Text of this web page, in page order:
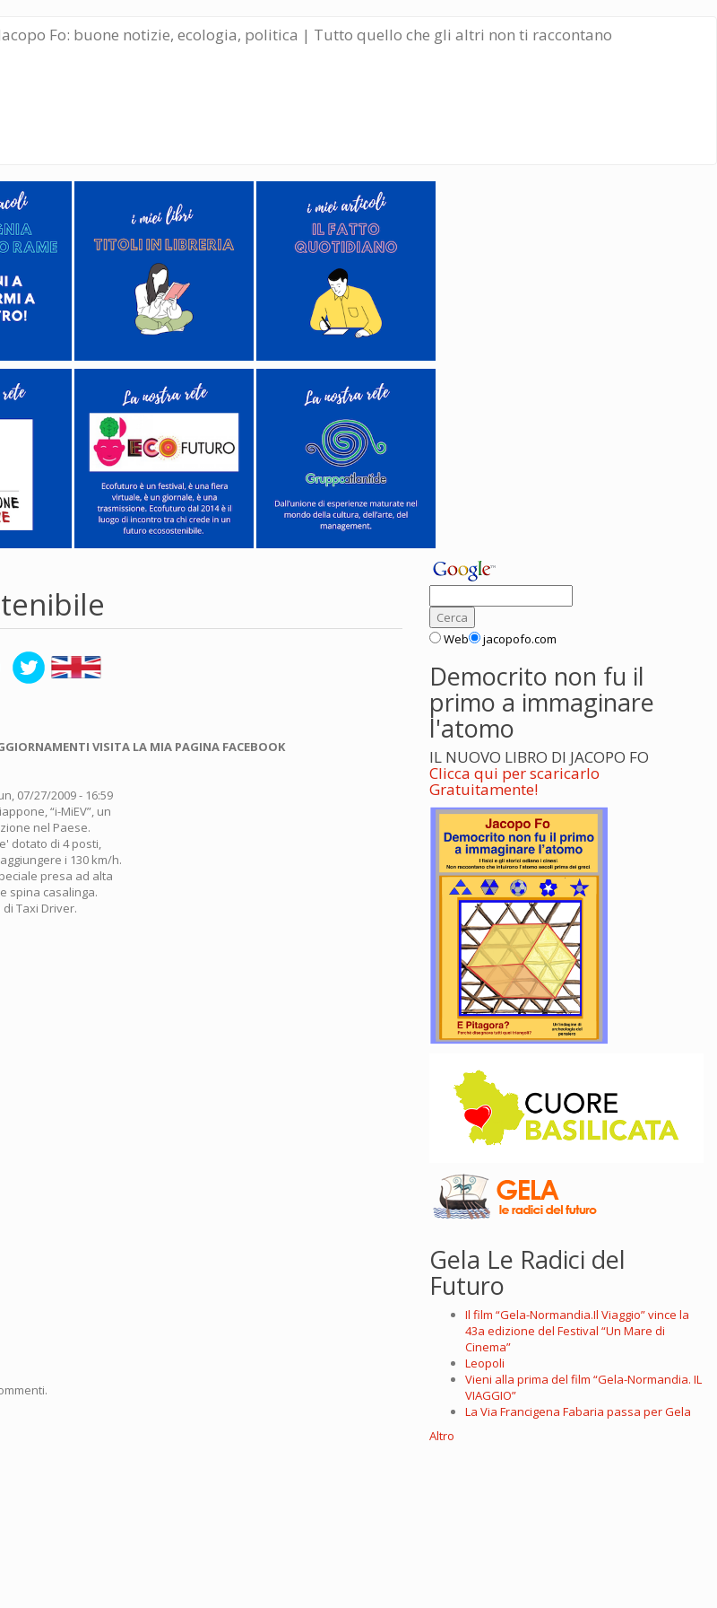
Fo: buone notizie, ecologia, politica | Tutto quello che gli altri non ti raccontano
VISITA LA MIA PAGINA FACEBOOK
07/27/2009 - 16:59
“i-MiEV”, un
nel Paese.
dotato di 4 posti,
i 130 km/h.
presa ad alta
spina casalinga.
Taxi Driver.
Web jacopofo.com
Democrito non fu il
primo a immaginare
l'atomo
IL NUOVO LIBRO DI JACOPO FO
Clicca qui per scaricarlo
Gratuitamente!
Gela Le Radici del
Futuro
Il film “Gela-Normandia.Il Viaggio” vince la
43a edizione del Festival “Un Mare di
Cinema”
Leopoli
Vieni alla prima del film “Gela-Normandia. IL
VIAGGIO”
La Via Francigena Fabaria passa per Gela
Altro